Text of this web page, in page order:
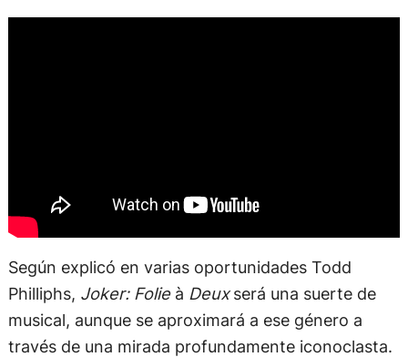
Según explicó en varias oportunidades Todd
Philliphs, Joker: Folie à Deux será una suerte de
musical, aunque se aproximará a ese género a
través de una mirada profundamente iconoclasta.